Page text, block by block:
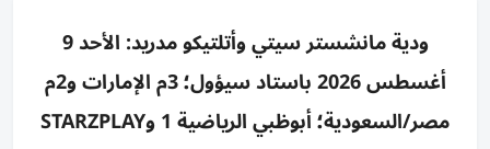
ودية مانشستر سيتي وأتلتيكو مدريد: الأحد 9
أغسطس 2026 باستاد سيؤول؛ 3م الإمارات و2م
مصر/السعودية؛ أبوظبي الرياضية 1 وSTARZPLAY